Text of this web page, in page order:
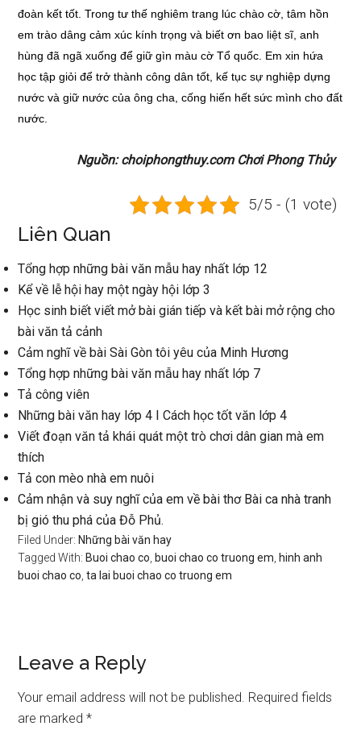
đoàn kết tốt. Trong tư thế nghiêm trang lúc chào cờ, tâm hồn
em trào dâng cảm xúc kính trọng và biết ơn bao liệt sĩ, anh
hùng đã ngã xuống để giữ gìn màu cờ Tổ quốc. Em xin hứa
học tập giỏi để trở thành công dân tốt, kế tục sự nghiệp dựng
nước và giữ nước của ông cha, cống hiến hết sức mình cho đất
nước.
Nguồn: choiphongthuy.com Chơi Phong Thủy
5/5 - (1 vote)
Liên Quan
Tổng hợp những bài văn mẫu hay nhất lớp 12
Kể về lễ hội hay một ngày hội lớp 3
Học sinh biết viết mở bài gián tiếp và kết bài mở rộng cho
bài văn tả cảnh
Cảm nghĩ về bài Sài Gòn tôi yêu của Minh Hương
Tổng hợp những bài văn mẫu hay nhất lớp 7
Tả công viên
Những bài văn hay lớp 4 I Cách học tốt văn lớp 4
Viết đoạn văn tả khái quát một trò chơi dân gian mà em
thích
Tả con mèo nhà em nuôi
Cảm nhận và suy nghĩ của em về bài thơ Bài ca nhà tranh
bị gió thu phá của Đỗ Phủ.
Filed Under: Những bài văn hay
Tagged With: Buoi chao co buoi chao co truong em hinh anh
buoi chao co ,ta lai buoi chao co truong em
Reader
Interactions
Leave a Reply
Your email address will not be published. Required fields
are marked*